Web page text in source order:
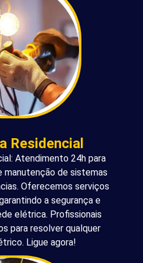
Residencial
Atendimento 24h para
manutenção de sistemas
Oferecemos serviços
a segurança e
elétrica. Profissionais
para resolver qualquer
Ligue agora!